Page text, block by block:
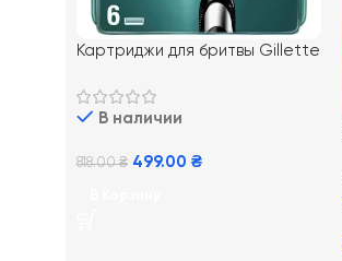
Картриджи для бритвы Gillette
В наличии
818.00₴ 499.00 ₴